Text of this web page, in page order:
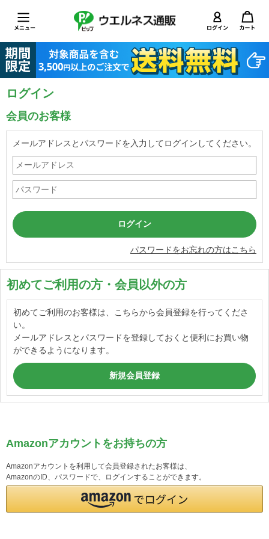
ログイン
会員のお客様
メールアドレスとパスワードを入力してログインしてください。
パスワードをお忘れの方はこちら
初めてご利用の方・会員以外の方
初めてご利用のお客様は、こちらから会員登録を行ってくださ
い。
メールアドレスとパスワードを登録しておくと便利にお買い物
ができるようになります。
Amazonアカウントをお持ちの方
Amazonアカウントを利用して会員登録されたお客様は、
AmazonのID、パスワードで、ログインすることができます。